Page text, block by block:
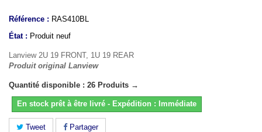
Référence : RAS410BL
État : Produit neuf
Lanview 2U 19 FRONT, 1U 19 REAR
Produit original Lanview
Quantité disponible : 26 Produits →
En stock prêt à être livré - Expédition : Immédiate
Tweet Partager